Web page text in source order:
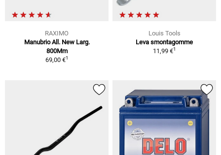
RAXIMO
Manubrio All. New Larg.
800Mm
69,00 €1
Louis Tools
Leva smontagomme
11,99 €1